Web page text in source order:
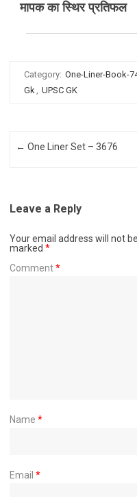
मापक का स्थिर प्रतिफल
Category: One-Liner-Book-
Gk, UPSC GK
Post navigation
← One Liner Set – 3676
Leave a Reply
Your email address will not
marked *
Comment*
Name *
Email *